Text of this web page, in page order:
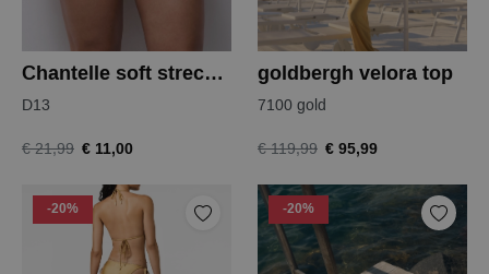
Chantelle soft strech hipster
D13
€ 21,99 € 11,00
goldbergh velora top
7100 gold
€ 119,99 € 95,99
-20% -20%